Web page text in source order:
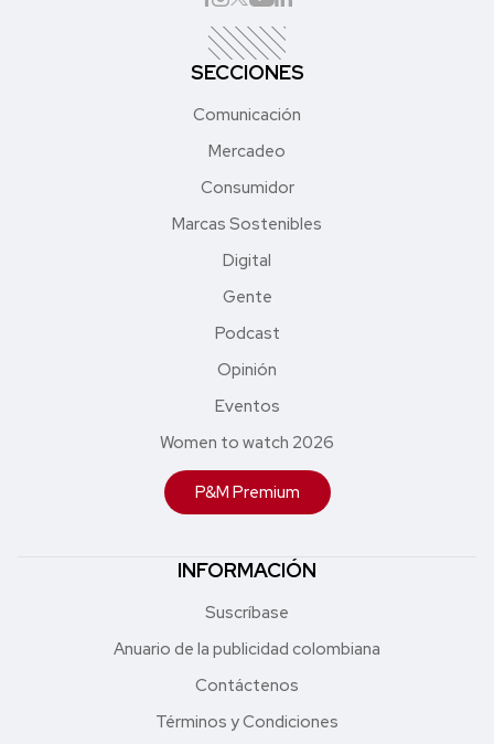
SECCIONES
Comunicación
Mercadeo
Consumidor
Marcas Sostenibles
Digital
Gente
Podcast
Opinión
Eventos
Women to watch 2026
P&M Premium
INFORMACIÓN
Suscríbase
Anuario de la publicidad colombiana
Contáctenos
Términos y Condiciones